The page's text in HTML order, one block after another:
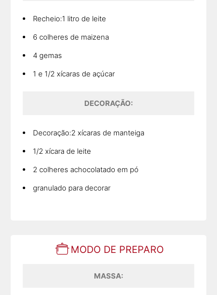
Recheio:1 litro de leite
6 colheres de maizena
4 gemas
1 e 1/2 xícaras de açúcar
DECORAÇÃO:
Decoração:2 xícaras de manteiga
1/2 xícara de leite
2 colheres achocolatado em pó
granulado para decorar
MODO DE PREPARO
MASSA: